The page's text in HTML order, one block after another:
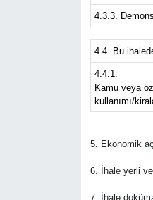
4.3.3.
4.4. Bu
4.4.1.
Kamu veya
kullanımı/
5. Ekonomik
6. İhale yerli ve
7. İhale